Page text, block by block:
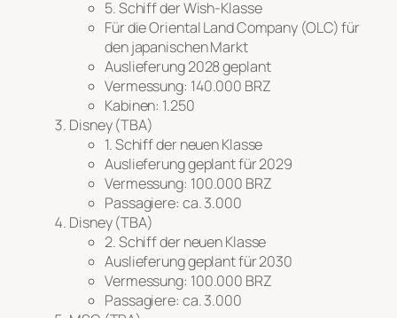
5. Schiff der Wish-Klasse
Für die Oriental Land Company (OLC) für
den japanischen Markt
Auslieferung 2028 geplant
Vermessung: 140.000 BRZ
Kabinen: 1.250
Disney (TBA)
1. Schiff der neuen Klasse
Auslieferung geplant für 2029
Vermessung: 100.000 BRZ
Passagiere: ca. 3.000
Disney (TBA)
2. Schiff der neuen Klasse
Auslieferung geplant für 2030
Vermessung: 100.000 BRZ
Passagiere: ca. 3.000